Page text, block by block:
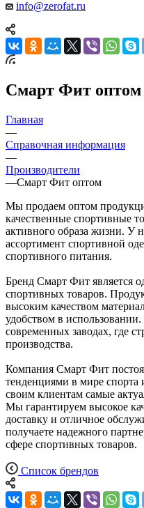
info@zerofat.ru
Смарт Фит оптом
Главная
—
Справочная информация
—
Производители
—Смарт Фит оптом
Мы продаем оптом
качественные спортивные
активного образа жизни. У
ассортимент спортивной
спортивного питания.
Бренд Смарт Фит является
спортивных товаров.
высоким качеством
удобством в
современных заводах, где
производства.
Компания Смарт Фит
тенденциями в мире
своим клиентам самые
Мы гарантируем высокое
доставку и отличное
получаете надежного
сфере спортивных товаров.
Список брендов